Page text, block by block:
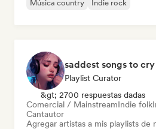
Música country
Indie rock
saddest songs to
Playlist Curator
&gt; 2700 respuestas dadas
Comercial / MainstreamIndie folk
Cantautor
Agregar artistas a mis playlists de